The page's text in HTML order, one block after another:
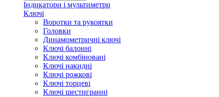
Індикатори і мультиметри
Ключі
Воротки та рукоятки
Головки
Динамометричні ключі
Ключі балонні
Ключі комбіновані
Ключі накидні
Ключі рожкові
Ключі торцеві
Ключі шестигранні